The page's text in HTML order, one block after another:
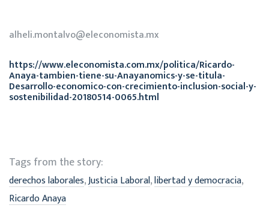
alheli.montalvo@eleconomista.mx
https://www.eleconomista.com.mx/politica/Ricardo-
Anaya-tambien-tiene-su-Anayanomics-y-se-titula-
Desarrollo-economico-con-crecimiento-inclusion-social-y-
sostenibilidad-20180514-0065.html
Tags from the story:
derechos laborales,Justicia Laboral,libertad y democracia,
Ricardo Anaya